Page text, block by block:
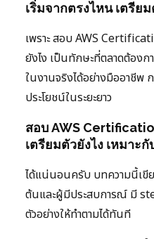
เริ่มจากตรงไหน เตรียม
เพราะ สอบ AWS
ยังไง เป็นทักษะที่ตลาดต้อง
ในงานจริงได้อย่างมืออาชีพ
ประโยชน์ในระยะยาว
สอบ AWS
เตรียมตัวยังไง เหมาะ
ได้แน่นอนครับ บทความนี้เขีย
ต้นและผู้มีประสบการณ์ มี
ตัวอย่างให้ทำตามได้ทันที